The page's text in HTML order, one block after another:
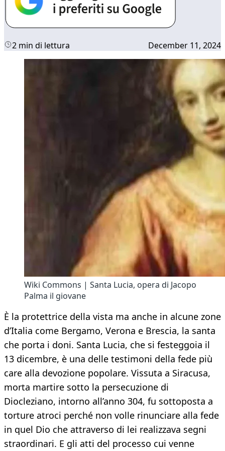
2 min di lettura December 11, 2024
Wiki Commons | Santa Lucia, opera di Jacopo
Palma il giovane
È la protettrice della vista ma anche in alcune zone
d’Italia come Bergamo, Verona e Brescia, la santa
che porta i doni. Santa Lucia, che si festeggoia il
13 dicembre, è una delle testimoni della fede più
care alla devozione popolare. Vissuta a Siracusa,
morta martire sotto la persecuzione di
Diocleziano, intorno all’anno 304, fu sottoposta a
torture atroci perché non volle rinunciare alla fede
in quel Dio che attraverso di lei realizzava segni
straordinari. E gli atti del processo cui venne